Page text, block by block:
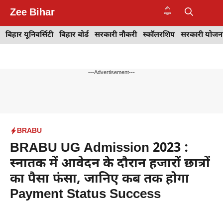
content
Zee Bihar
बिहार यूनिवर्सिटी बिहार बोर्ड सरकारी नौकरी स्कॉलरशिप सरकारी
---Advertisement---
BRABU
BRABU UG Admission 2023 :
स्नातक में आवेदन के दौरान हजारों छात्रों
का पैसा फंसा, जानिए कब तक होगा
Payment Status Success